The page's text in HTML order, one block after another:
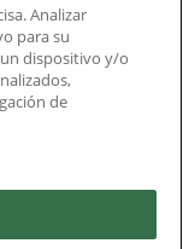
Analizar
para su
dispositivo y/o
de